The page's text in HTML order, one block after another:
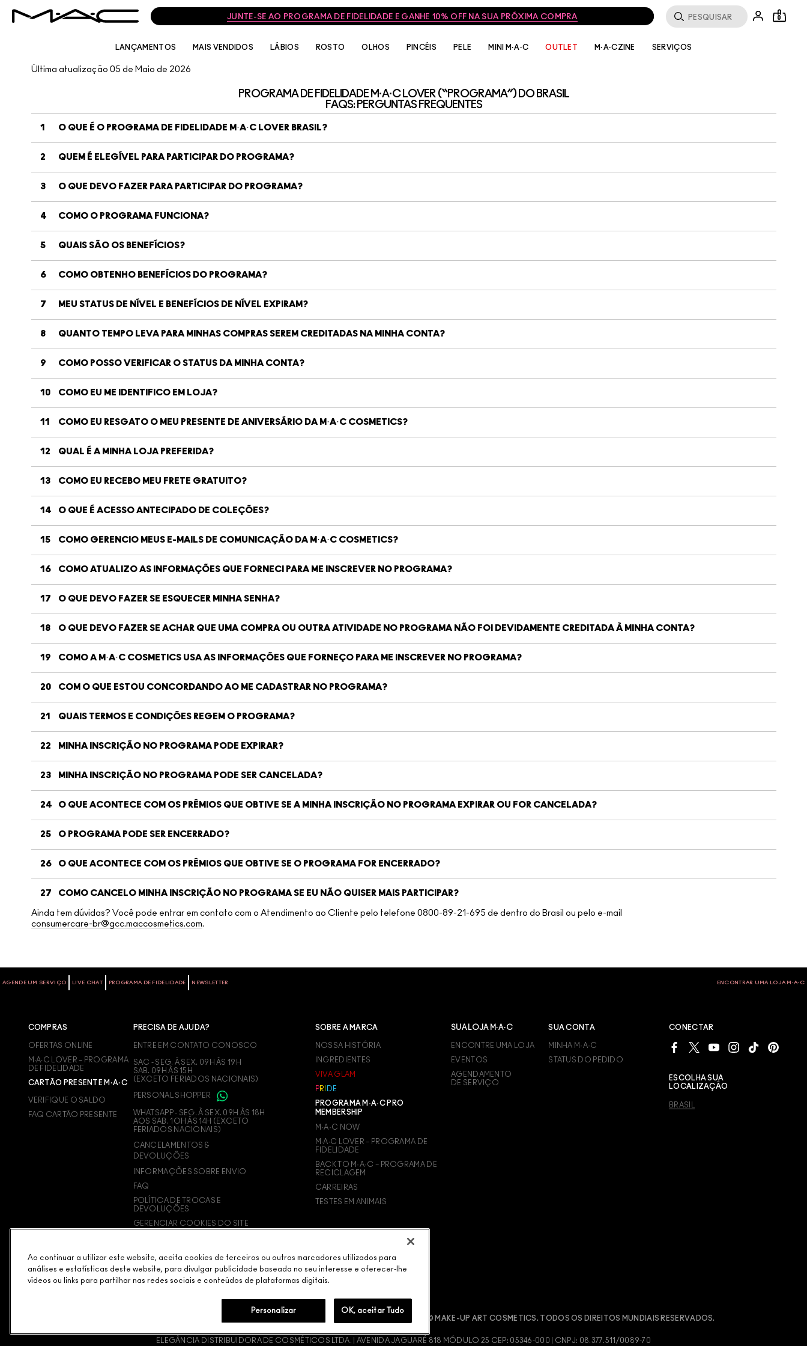
JUNTE-SE AO PROGRAMA DE FIDELIDADE E GANHE 10% OFF NA SUA PRÓXIMA COMPRA 0
LANÇAMENTOS MAIS VENDIDOS LÁBIOS ROSTO OLHOS PINCÉIS PELE MINI M·A·C OUTLET M·A·CZINE SERVIÇOS
Última atualização 05 de Maio de 2026
PROGRAMA DE FIDELIDADE M·A·C LOVER (“PROGRAMA”) DO BRASIL
FAQS: PERGUNTAS FREQUENTES
1 O QUE É O PROGRAMA DE FIDELIDADE M·A·C LOVER BRASIL?
2 QUEM É ELEGÍVEL PARA PARTICIPAR DO PROGRAMA?
3 O QUE DEVO FAZER PARA PARTICIPAR DO PROGRAMA?
4 COMO O PROGRAMA FUNCIONA?
5 QUAIS SÃO OS BENEFÍCIOS?
6 COMO OBTENHO BENEFÍCIOS DO PROGRAMA?
7 MEU STATUS DE NÍVEL E BENEFÍCIOS DE NÍVEL EXPIRAM?
8 QUANTO TEMPO LEVA PARA MINHAS COMPRAS SEREM CREDITADAS NA MINHA CONTA?
9 COMO POSSO VERIFICAR O STATUS DA MINHA CONTA?
10 COMO EU ME IDENTIFICO EM LOJA?
11 COMO EU RESGATO O MEU PRESENTE DE ANIVERSÁRIO DA M·A·C COSMETICS?
12 QUAL É A MINHA LOJA PREFERIDA?
13 COMO EU RECEBO MEU FRETE GRATUITO?
14 O QUE É ACESSO ANTECIPADO DE COLEÇÕES?
15 COMO GERENCIO MEUS E-MAILS DE COMUNICAÇÃO DA M·A·C COSMETICS?
16 COMO ATUALIZO AS INFORMAÇÕES QUE FORNECI PARA ME INSCREVER NO PROGRAMA?
17 O QUE DEVO FAZER SE ESQUECER MINHA SENHA?
18 O QUE DEVO FAZER SE ACHAR QUE UMA COMPRA OU OUTRA ATIVIDADE NO PROGRAMA NÃO FOI DEVIDAMENTE CREDITADA À MINHA CONTA?
19 COMO A M·A·C COSMETICS USA AS INFORMAÇÕES QUE FORNEÇO PARA ME INSCREVER NO PROGRAMA?
20 COM O QUE ESTOU CONCORDANDO AO ME CADASTRAR NO PROGRAMA?
21 QUAIS TERMOS E CONDIÇÕES REGEM O PROGRAMA?
22 MINHA INSCRIÇÃO NO PROGRAMA PODE EXPIRAR?
23 MINHA INSCRIÇÃO NO PROGRAMA PODE SER CANCELADA?
24 O QUE ACONTECE COM OS PRÊMIOS QUE OBTIVE SE A MINHA INSCRIÇÃO NO PROGRAMA EXPIRAR OU FOR CANCELADA?
25 O PROGRAMA PODE SER ENCERRADO?
26 O QUE ACONTECE COM OS PRÊMIOS QUE OBTIVE SE O PROGRAMA FOR ENCERRADO?
27 COMO CANCELO MINHA INSCRIÇÃO NO PROGRAMA SE EU NÃO QUISER MAIS PARTICIPAR?
Ainda tem dúvidas? Você pode entrar em contato com o Atendimento ao Cliente pelo telefone 0800-89-21-695 de dentro do Brasil ou pelo e-mail
consumercare-br@gcc.maccosmetics.com.
AGENDE UM SERVIÇO LIVE CHAT PROGRAMA DE FIDELIDADE NEWSLETTER ENCONTRAR UMA LOJA M∙A∙C
COMPRAS
OFERTAS ONLINE
M∙A∙C LOVER – PROGRAMA
DE FIDELIDADE
CARTÃO PRESENTE M·A·C
VERIFIQUE O SALDO
FAQ CARTÃO PRESENTE
PRECISA DE AJUDA?
ENTRE EM CONTATO CONOSCO
SAC - SEG. À SEX. 09H ÀS 19H
SAB. 09H ÀS 15H
(EXCETO FERIADOS NACIONAIS)
PERSONAL SHOPPER
WHATSAPP - SEG. À SEX. 09H ÀS 18H
AOS SAB. 1OH ÀS 14H (EXCETO
FERIADOS NACIONAIS)
CANCELAMENTOS &
DEVOLUÇÕES
INFORMAÇÕES SOBRE ENVIO
FAQ
POLÍTICA DE TROCAS E
DEVOLUÇÕES
GERENCIAR COOKIES DO SITE
SOBRE A MARCA
NOSSA HISTÓRIA
INGREDIENTES
VIVA GLAM
PR D E
PROGRAMA M·A·C PRO
MEMBERSHIP
M·A·C NOW
M∙A∙C LOVER – PROGRAMA DE
FIDELIDADE
BACK TO M·A·C – PROGRAMA DE
RECICLAGEM
CARREIRAS
TESTES EM ANIMAIS
SUA LOJA M·A·C
ENCONTRE UMA LOJA
EVENTOS
AGENDAMENTO
DE SERVIÇO
SUA CONTA
MINHA M·A·C
STATUS DO PEDIDO
CONECTAR
ESCOLHA SUA
LOCALIZAÇÃO
BRASIL
© MAKE-UP ART COSMETICS. TODOS OS DIREITOS MUNDIAIS RESERVADOS.
ELEGÂNCIA DISTRIBUIDORA DE COSMÉTICOS LTDA. | AVENIDA JAGUARÉ 818 MÓDULO 25 CEP: 05346-000 | CNPJ: 08.377.511/0089-70
Ao continuar a utilizar este website, aceita cookies de terceiros ou outros marcadores utilizados para
análises e estatísticas deste website, para divulgar publicidade baseada no seu interesse e oferecer-lhe
vídeos ou links para partilhar nas redes sociais e conteúdos de plataformas digitais.
Personalizar OK, aceitar Tudo